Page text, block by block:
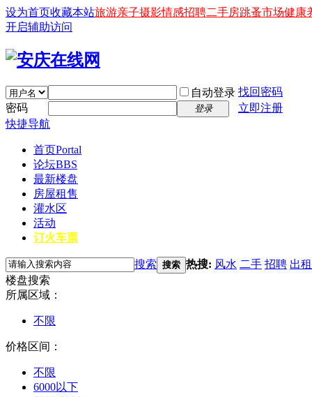
设为首页收藏本站旅游亲子摄影情感招聘二手房跳蚤市场健康
开启辅助访问
自动登录 找回密码
密码
登录
立即注册
快捷导航
首页Portal
论坛BBS
最新楼盘
房屋租售
灌水区
活动
订火车票
搜索 搜索 热搜: 风水 二手 招聘 出租
楼盘搜索
所属区域：
不限
价格区间：
不限
6000以下